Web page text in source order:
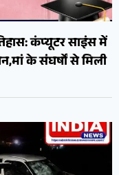
कंप्यूटर साइंस में
के संघर्षों से मिली